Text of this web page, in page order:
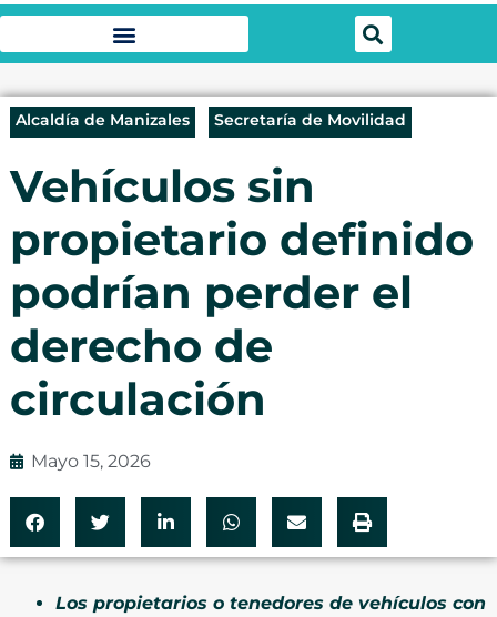
Alcaldía de Manizales Secretaría de Movilidad
Vehículos sin
propietario definido
podrían perder el
derecho de
circulación
Mayo 15, 2026
Los propietarios o tenedores de vehículos con